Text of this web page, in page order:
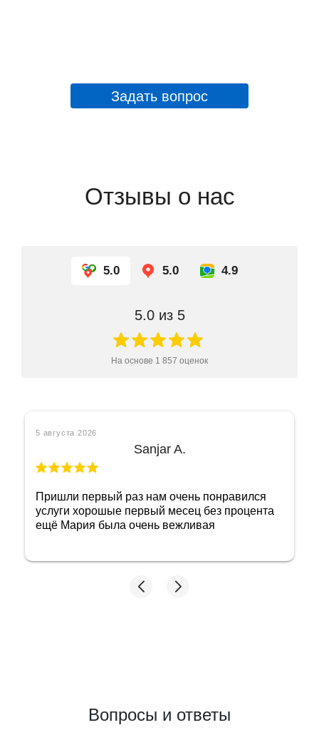
Задать вопрос
Отзывы о нас
5.0 5.0 4.9
5.0из 5
На основе 1 857 оценок
5 августа 2026
Ольга Б
Отличный ломбард! Как же в нем себя
чувствуешь спокойно, понимая, что имеешь
дело с порядочными людьми! Огромное
переживать, как бы не нарваться на какую
нибудь нечестность с оценкой! Мне довелось
Вопросы и ответы